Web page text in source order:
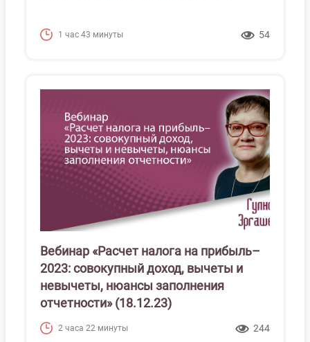
1 час 43 минуты 54
Вебинар «Расчет налога на прибыль–
2023: совокупный доход, вычеты и
невычеты, нюансы заполнения
отчетности» (18.12.23)
2 часа 22 минуты 244